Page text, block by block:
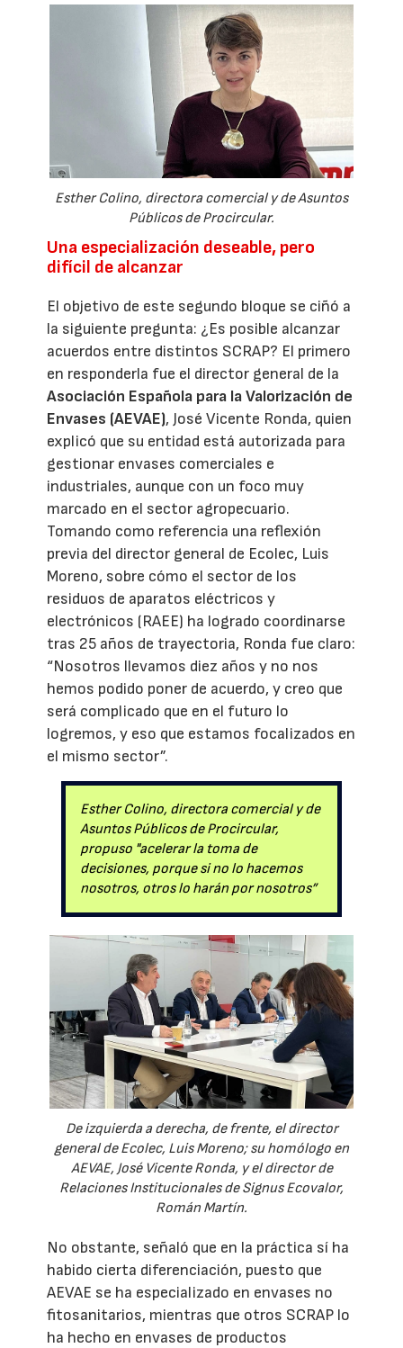
Esther Colino, directora comercial y de Asuntos
Públicos de Procircular.
Una especialización deseable, pero
difícil de alcanzar
El objetivo de este segundo bloque se ciñó a
la siguiente pregunta: ¿Es posible alcanzar
acuerdos entre distintos SCRAP? El primero
en responderla fue el director general de la
Asociación Española para la Valorización de
Envases (AEVAE), José Vicente Ronda, quien
explicó que su entidad está autorizada para
gestionar envases comerciales e
industriales, aunque con un foco muy
marcado en el sector agropecuario.
Tomando como referencia una reflexión
previa del director general de Ecolec, Luis
Moreno, sobre cómo el sector de los
residuos de aparatos eléctricos y
electrónicos (RAEE) ha logrado coordinarse
tras 25 años de trayectoria, Ronda fue claro:
“Nosotros llevamos diez años y no nos
hemos podido poner de acuerdo, y creo que
será complicado que en el futuro lo
logremos, y eso que estamos focalizados en
el mismo sector”.
Esther Colino, directora comercial y de
Asuntos Públicos de Procircular,
propuso "acelerar la toma de
decisiones, porque si no lo hacemos
nosotros, otros lo harán por nosotros”
De izquierda a derecha, de frente, el director
general de Ecolec, Luis Moreno; su homólogo en
AEVAE, José Vicente Ronda, y el director de
Relaciones Institucionales de Signus Ecovalor,
Román Martín.
No obstante, señaló que en la práctica sí ha
habido cierta diferenciación, puesto que
AEVAE se ha especializado en envases no
fitosanitarios, mientras que otros SCRAP lo
ha hecho en envases de productos